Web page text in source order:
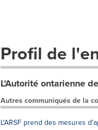
Profil de
L'Autorité ontarienne
Autres communiqués de la
L'ARSF prend des mesures